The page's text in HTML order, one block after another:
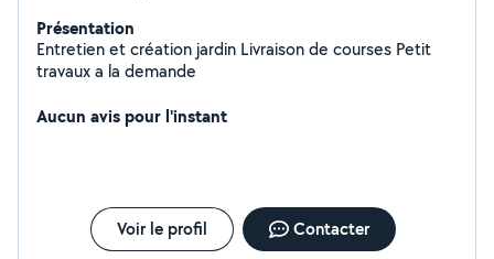
Présentation
Entretien et création jardin Livraison de courses Petit
travaux a la demande
Aucun avis pour l'instant
Voir le profil Contacter